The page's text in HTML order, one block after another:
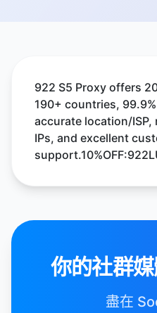
922 S5 Proxy offers
190+ countries,
accurate location/
IPs, and excellent
你的社群
盡在